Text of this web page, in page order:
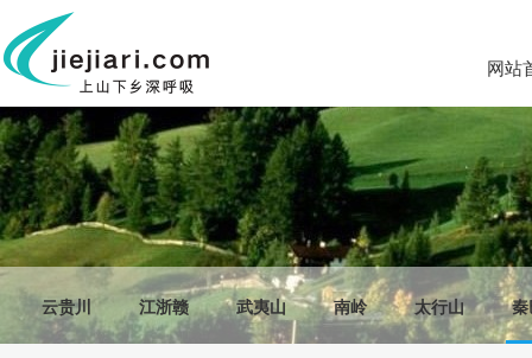
网站
云贵川 江浙赣 武夷山 南岭 太行山 秦